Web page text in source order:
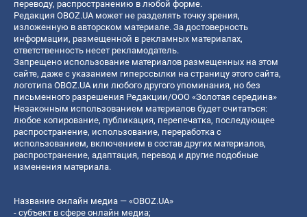
переводу, распространению в любой форме.
Редакция OBOZ.UA может не разделять точку зрения,
изложенную в авторском материале. За достоверность
информации, размещенной в рекламных материалах,
ответственность несет рекламодатель.
Запрещено использование материалов размещенных на этом
сайте, даже с указанием гиперссылки на страницу этого сайта,
логотипа OBOZ.UA или любого другого упоминания, но без
письменного разрешения Редакции/ООО «Золотая середина»
Незаконным использованием материалов будет считаться:
любое копирование, публикация, перепечатка, последующее
распространение, использование, переработка с
использованием, включением в состав других материалов,
распространение, адаптация, перевод и другие подобные
изменения материала.
Название онлайн медиа — «OBOZ.UA»
- субъект в сфере онлайн медиа;